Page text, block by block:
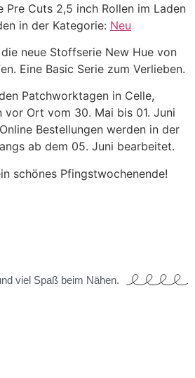
Pre Cuts 2,5 inch Rollen im Laden
in der Kategorie: Neu
neue Stoffserie New Hue von
Eine Basic Serie zum Verlieben.
Patchworktagen in Celle,
vor Ort vom 30. Mai bis 01. Juni
Bestellungen werden in der
ab dem 05. Juni bearbeitet.
schönes Pfingstwochenende!
viel Spaß beim Nähen.